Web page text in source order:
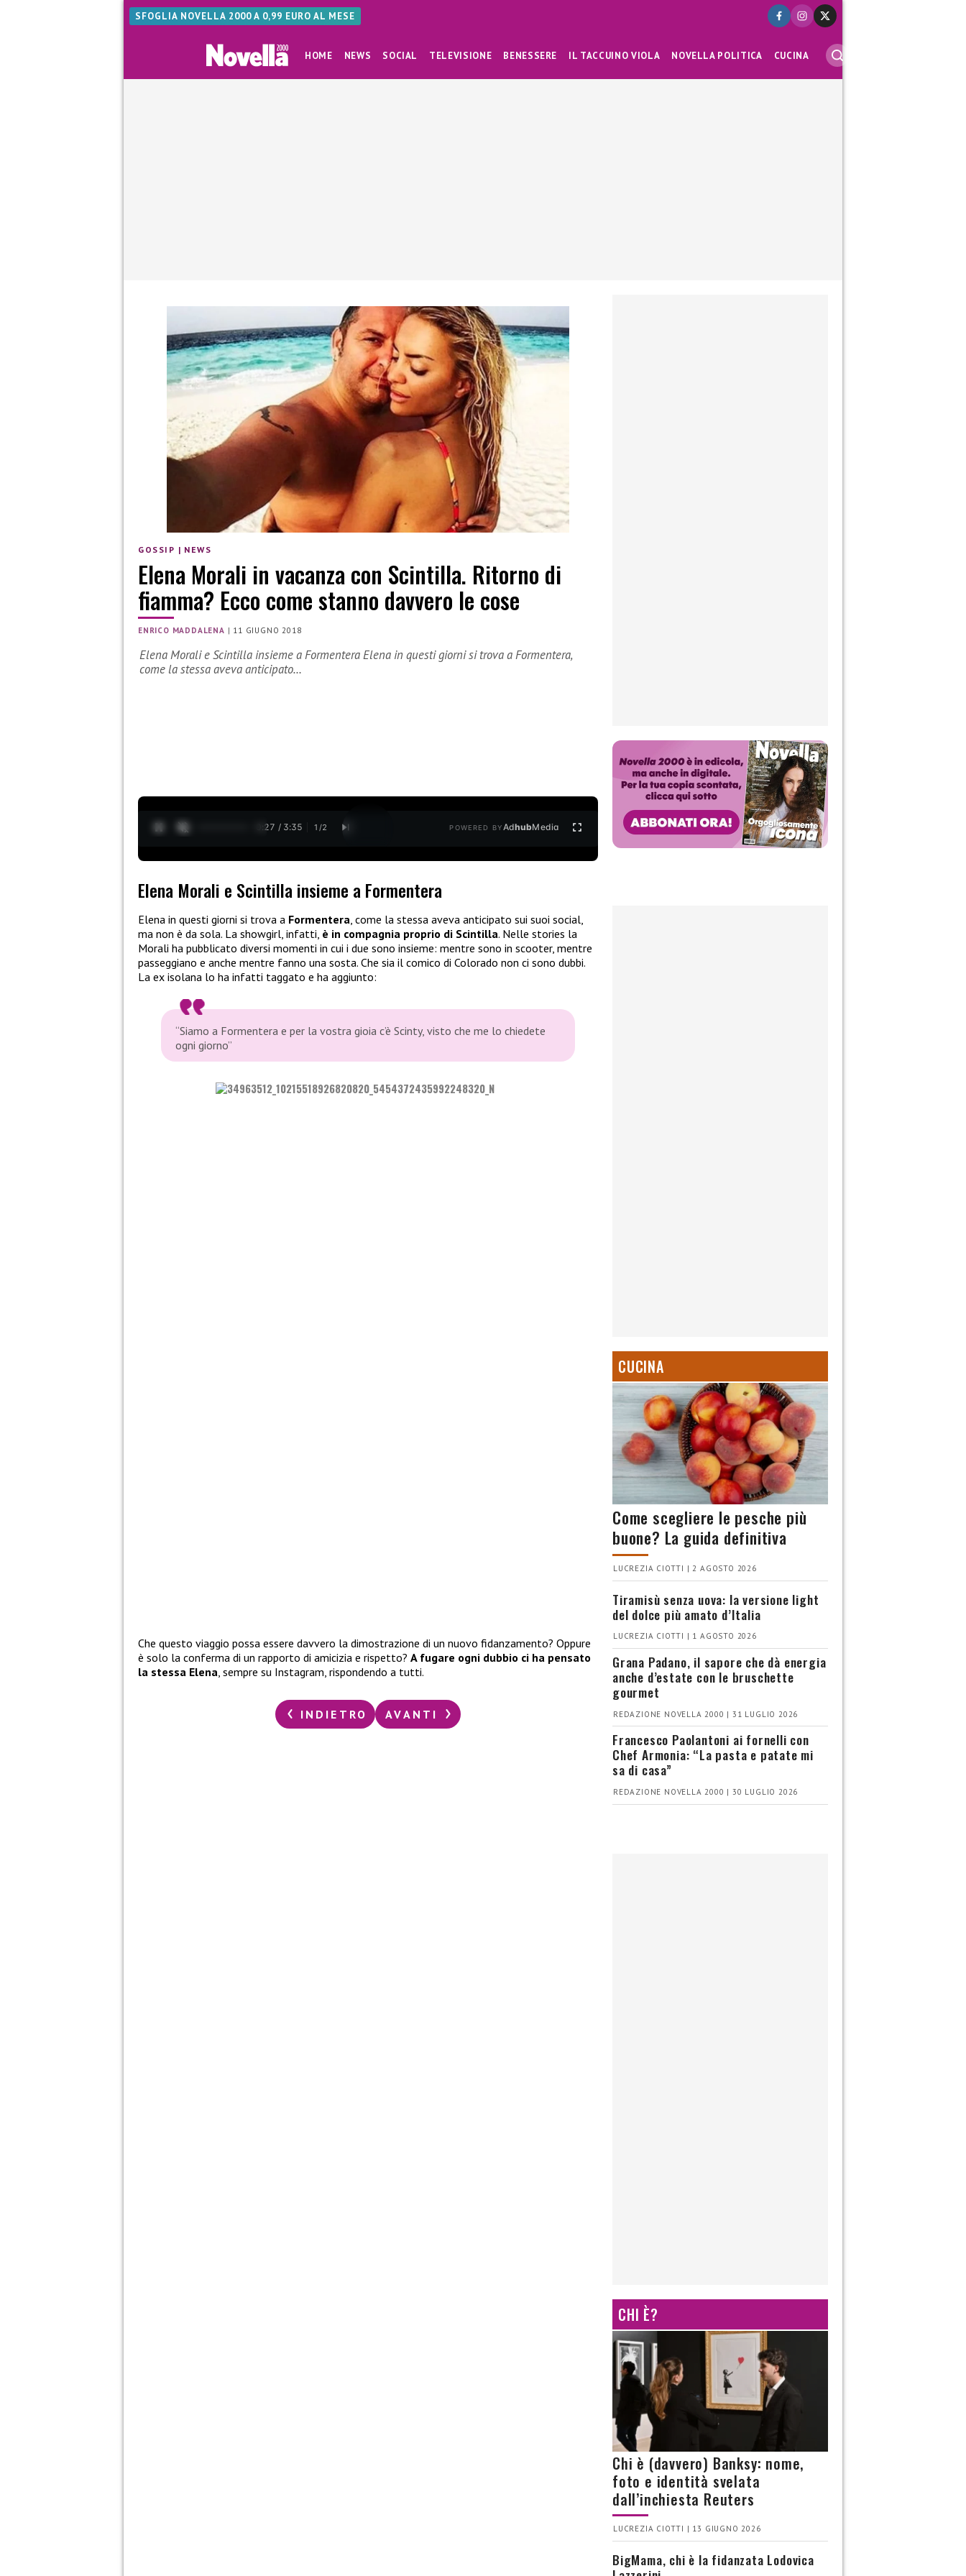
SFOGLIA NOVELLA 2000 A 0,99 EURO AL MESE
HOME NEWS SOCIAL TELEVISIONE BENESSERE IL TACCUINO VIOLA NOVELLA POLITICA CUCINA
GOSSIP | NEWS
Elena Morali in vacanza con Scintilla. Ritorno di
fiamma? Ecco come stanno davvero le cose
ENRICO MADDALENA | 11 GIUGNO 2018
Elena Morali e Scintilla insieme a Formentera Elena in questi giorni si trova a Formentera,
come la stessa aveva anticipato…
0:27 / 3:35 1 /2 POWERED BYAdhubMedia
Elena Morali e Scintilla insieme a Formentera
Elena in questi giorni si trova a Formentera, come la stessa aveva anticipato sui suoi social,
ma non è da sola. La showgirl, infatti, è in compagnia proprio di Scintilla. Nelle stories la
Morali ha pubblicato diversi momenti in cui i due sono insieme: mentre sono in scooter, mentre
passeggiano e anche mentre fanno una sosta. Che sia il comico di Colorado non ci sono dubbi.
La ex isolana lo ha infatti taggato e ha aggiunto:
“Siamo a Formentera e per la vostra gioia c’è Scinty, visto che me lo chiedete
ogni giorno”
Che questo viaggio possa essere davvero la dimostrazione di un nuovo fidanzamento? Oppure
è solo la conferma di un rapporto di amicizia e rispetto? A fugare ogni dubbio ci ha pensato
la stessa Elena, sempre su Instagram, rispondendo a tutti.
INDIETRO AVANTI
CUCINA
Come scegliere le pesche più
buone? La guida definitiva
LUCREZIA CIOTTI | 2 AGOSTO 2026
Tiramisù senza uova: la versione light
del dolce più amato d’Italia
LUCREZIA CIOTTI | 1 AGOSTO 2026
Grana Padano, il sapore che dà energia
anche d’estate con le bruschette
gourmet
REDAZIONE NOVELLA 2000 | 31 LUGLIO 2026
Francesco Paolantoni ai fornelli con
Chef Armonia: “La pasta e patate mi
sa di casa”
REDAZIONE NOVELLA 2000 | 30 LUGLIO 2026
CHI È?
Chi è (davvero) Banksy: nome,
foto e identità svelata
dall’inchiesta Reuters
LUCREZIA CIOTTI | 13 GIUGNO 2026
BigMama, chi è la fidanzata Lodovica